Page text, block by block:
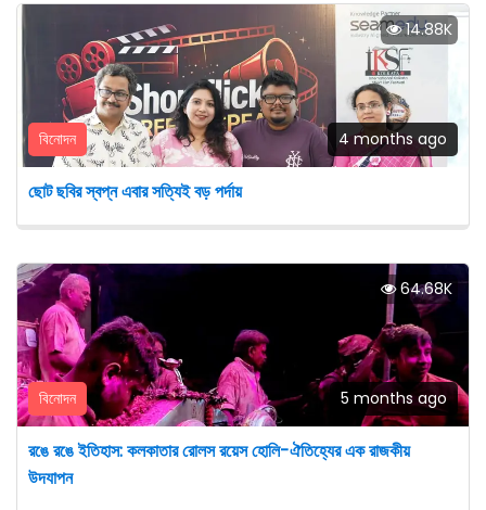
14.88K
বিনোদন 4 months ago
ছোট ছবির স্বপ্ন এবার সত্যিই বড় পর্দায়
64.68K
বিনোদন 5 months ago
রঙে রঙে ইতিহাস: কলকাতার রোলস রয়েস হোলি-ঐতিহ্যের এক রাজকীয়
উদযাপন